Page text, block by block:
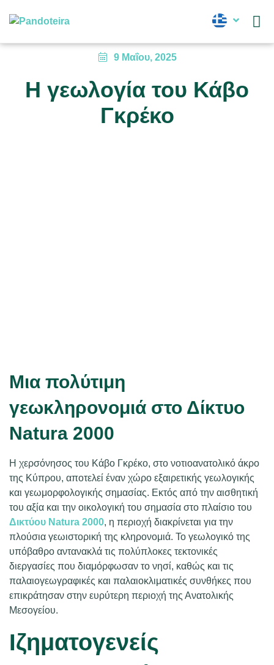
9 Μαΐου, 2025
Η γεωλογία του Κάβο
Γκρέκο
Μια πολύτιμη
γεωκληρονομιά στο Δίκτυο
Natura 2000
Η χερσόνησος του Κάβο Γκρέκο, στο νοτιοανατολικό άκρο
της Κύπρου, αποτελεί έναν χώρο εξαιρετικής γεωλογικής
και γεωμορφολογικής σημασίας. Εκτός από την αισθητική
του αξία και την οικολογική του σημασία στο πλαίσιο του
Δικτύου Natura 2000, η περιοχή διακρίνεται για την
πλούσια γεωιστορική της κληρονομιά. Το γεωλογικό της
υπόβαθρο αντανακλά τις πολύπλοκες τεκτονικές
διεργασίες που διαμόρφωσαν το νησί, καθώς και τις
παλαιογεωγραφικές και παλαιοκλιματικές συνθήκες που
επικράτησαν στην ευρύτερη περιοχή της Ανατολικής
Μεσογείου.
Ιζηματογενείς